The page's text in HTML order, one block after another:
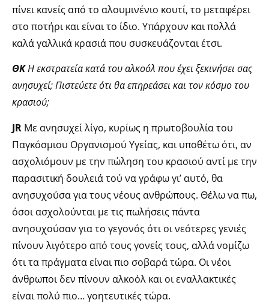
πίνει κανείς από το αλουμινένιο κουτί, το μεταφέρει
στο ποτήρι και είναι το ίδιο. Υπάρχουν και πολλά
καλά γαλλικά κρασιά που συσκευάζονται έτσι.
ΘΚΗ εκστρατεία κατά του αλκοόλ που έχει ξεκινήσει σας
ανησυχεί; Πιστεύετε ότι θα επηρεάσει και τον κόσμο του
κρασιού;
JR Με ανησυχεί λίγο, κυρίως η πρωτοβουλία του
Παγκόσμιου Οργανισμού Υγείας, και υποθέτω ότι, αν
ασχολιόμουν με την πώληση του κρασιού αντί με την
παρασιτική δουλειά τού να γράφω γι’ αυτό, θα
ανησυχούσα για τους νέους ανθρώπους. Θέλω να πω,
όσοι ασχολούνται με τις πωλήσεις πάντα
ανησυχούσαν για το γεγονός ότι οι νεότερες γενιές
πίνουν λιγότερο από τους γονείς τους, αλλά νομίζω
ότι τα πράγματα είναι πιο σοβαρά τώρα. Οι νέοι
άνθρωποι δεν πίνουν αλκοόλ και οι εναλλακτικές
είναι πολύ πιο… γοητευτικές τώρα.